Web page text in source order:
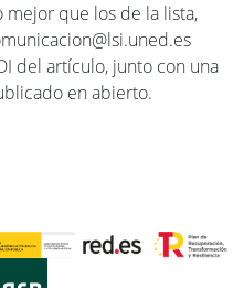
que los de la lista,
del artículo, junto con una
en abierto.